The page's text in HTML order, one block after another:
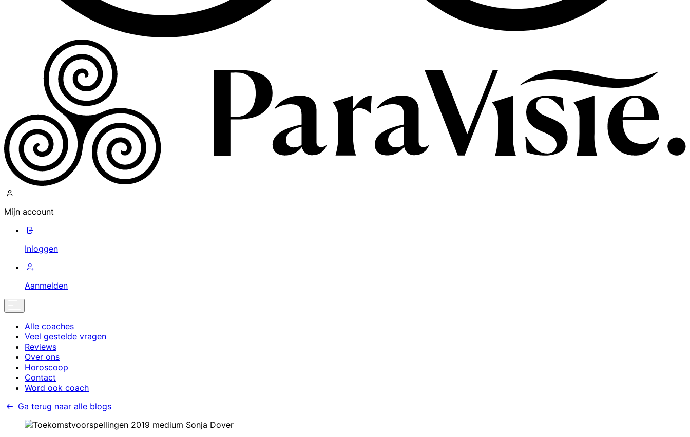
Mijn account
Inloggen
Aanmelden
Alle coaches
Veel gestelde vragen
Reviews
Over ons
Horoscoop
Contact
Word ook coach
Ga terug naar alle blogs